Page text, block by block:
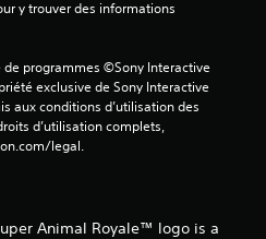
)
programmes ©Sony Interactive
exclusive de Sony Interactive
aux conditions d’utilisation des
d’utilisation complets,
legal.
Animal Royale™ logo is a